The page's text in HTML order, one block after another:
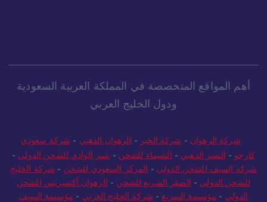
أهم المواقع المتخصصة في المملكة العربية السعودية
ودول الخليج العربي
شركة الرهوان - شركة الخير - الرهوان الذهبي - شركة سعودي
كارجو - النسر الذهبي - الشيماء للشحن - نسر الوادي للشحن الدولي -
شركة السيف للشحن الدولي - المركز السعودي للشحن - شركة الخليج
للشحن الدولي - الصقر السريع للشحن - الرهوان أكسبريس للشحن
الدولي - مؤسسة السريع - شركة الخليج العربي - مؤسسة السيف